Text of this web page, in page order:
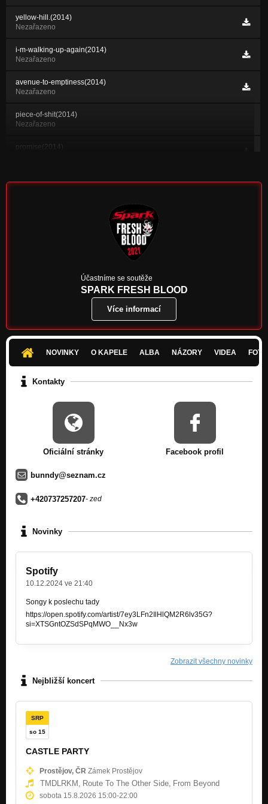
yellow-hill.(2014)
Nezařazeno
i-m-walking-up-again(2014)
Nezařazeno
avenue-to-emptiness(2014)
Nezařazeno
piece-of-shit(2014)
Nezařazeno
promise(2014)
RESCUE ME (2009)
Nezařazeno
FUCKING WHORE (2009)
Nezařazeno
UNCERTAINTY(2009)
IĹL COME BACK FOR YOU (2009)
Nezařazeno
DON´T BE COWARD (2009)
Nezařazeno
IN THE SAME RINGS (2009)
CHANGE (2009)
DEATHWALKER (2009)
Nezařazeno
WASTED LIFE (2009)
Nezařazeno
Nezařazeno
Nezařazeno
In right faith(2006)
Nezařazeno
Nezařazeno
Fuck offf fašos(2006)
Účastníme se soutěže
SPARK FRESH BLOOD
Více informací
NOVINKY O KAPELE ALBA NÁZORY VIDEA
Kontakty
Oficiální stránky Facebook profil
bunndy@seznam.cz
+420737257207- zed
Novinky
Spotify
10.12.2024 ve 21:40
Songy k poslechu tady
https://open.spotify.com/artist/7ey3LFn2IlHlQM2R6lv35G?
si=XTSGntOZSdSPqMWO__Nx3w
Zobrazit všechny novinky
Nejbližší koncert
SRP
so 15
CASTLE PARTY
Prostějov, ČR Zámek Prostějov
TMDLRKM, Route To The Other Side, From Beyond
sobota 15.8.2026 15:00-22:00